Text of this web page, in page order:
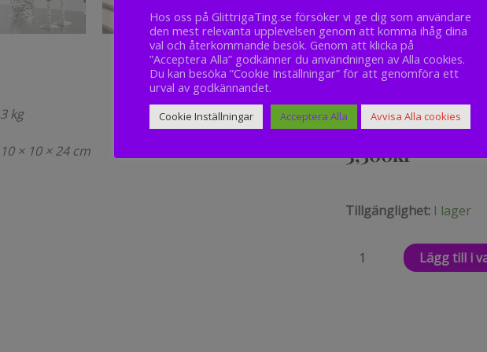
3 kg
10 × 10 × 24 cm
Bredd:
101 mm
Vikt:
2.80 kg
3,500kr
Tillgänglighet: I lager
Orrefors
Carat
mängd
Lägg till i
Hos oss på GlittrigaTing.se försöker vi ge dig som användare
den mest relevanta upplevelsen genom att komma ihåg dina
val och återkommande besök. Genom att klicka på
”Acceptera Alla” godkänner du användningen av Alla cookies.
Du kan besöka ”Cookie Inställningar” för att genomföra ett
urval av godkännandet.
Cookie Inställningar Acceptera Alla Avvisa Alla cookies